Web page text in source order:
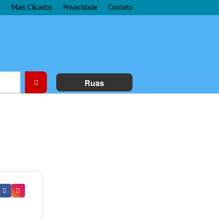
Mais Clicados Privacidade Contato
Ruas